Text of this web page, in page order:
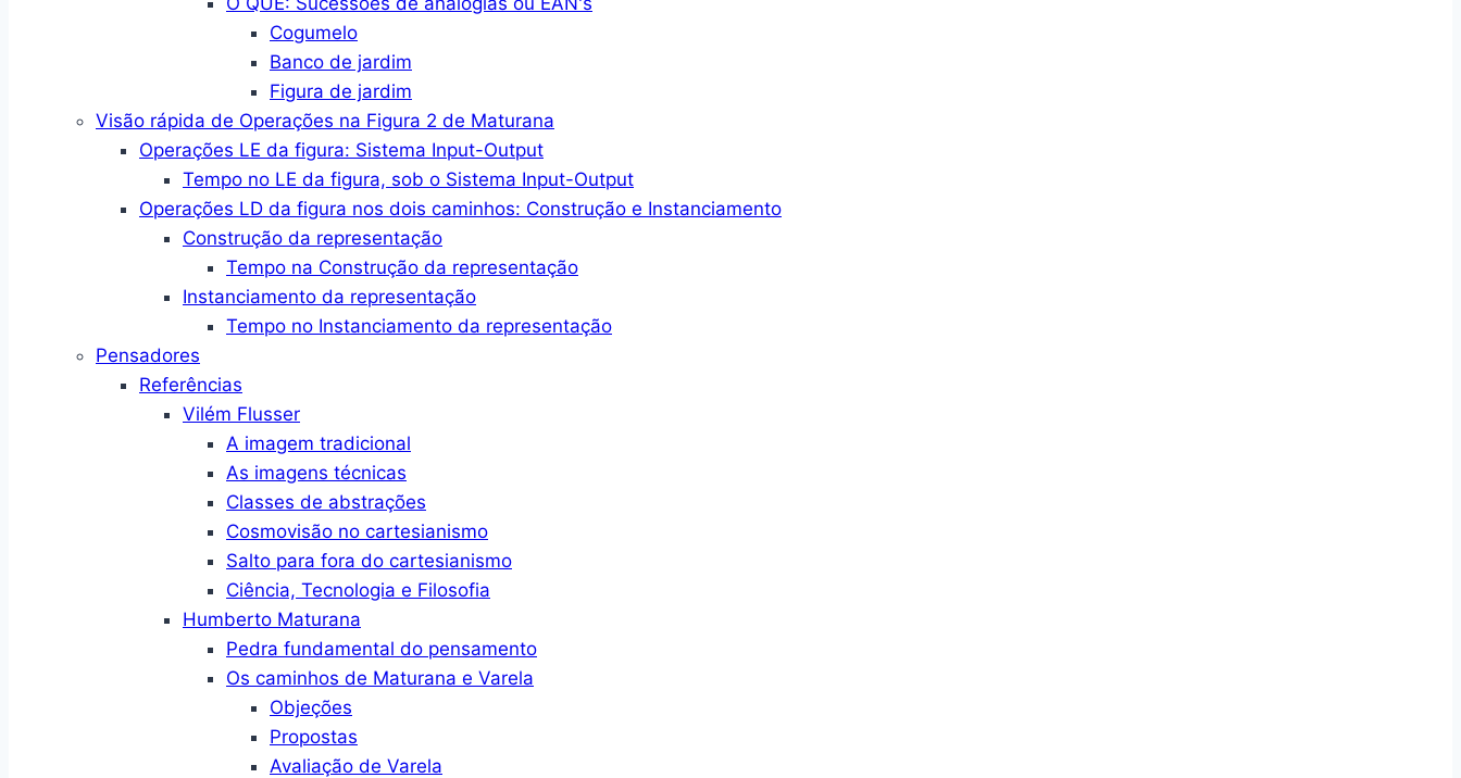
Cogumelo
Banco de jardim
Figura de jardim
Visão rápida de Operações na Figura 2 de Maturana
Operações LE da figura: Sistema Input-Output
Tempo no LE da figura, sob o Sistema Input-Output
Operações LD da figura nos dois caminhos: Construção e Instanciamento
Construção da representação
Tempo na Construção da representação
Instanciamento da representação
Tempo no Instanciamento da representação
Pensadores
Referências
Vilém Flusser
A imagem tradicional
As imagens técnicas
Classes de abstrações
Cosmovisão no cartesianismo
Salto para fora do cartesianismo
Ciência, Tecnologia e Filosofia
Humberto Maturana
Pedra fundamental do pensamento
Os caminhos de Maturana e Varela
Objeções
Propostas
Avaliação de Varela